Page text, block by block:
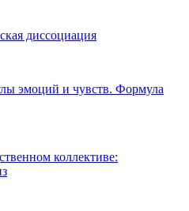
диссоциация
эмоций и чувств. Формула
коллективе: